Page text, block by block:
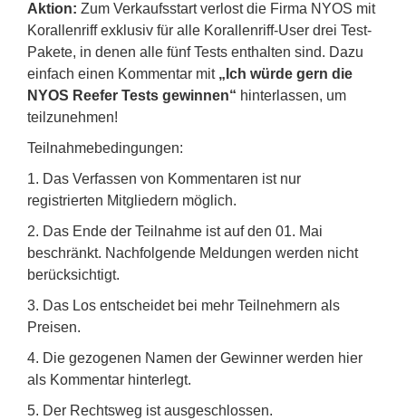
Aktion: Zum Verkaufsstart verlost die Firma NYOS mit
Korallenriff exklusiv für alle Korallenriff-User drei Test-
Pakete, in denen alle fünf Tests enthalten sind. Dazu
einfach einen Kommentar mit „Ich würde gern die
NYOS Reefer Tests gewinnen“ hinterlassen, um
teilzunehmen!
Teilnahmebedingungen:
1. Das Verfassen von Kommentaren ist nur
registrierten Mitgliedern möglich.
2. Das Ende der Teilnahme ist auf den 01. Mai
beschränkt. Nachfolgende Meldungen werden nicht
berücksichtigt.
3. Das Los entscheidet bei mehr Teilnehmern als
Preisen.
4. Die gezogenen Namen der Gewinner werden hier
als Kommentar hinterlegt.
5. Der Rechtsweg ist ausgeschlossen.